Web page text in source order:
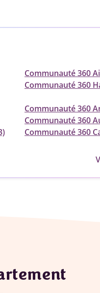
Communauté 360
Communauté 360
Communauté 360
Communauté 360
Communauté 360